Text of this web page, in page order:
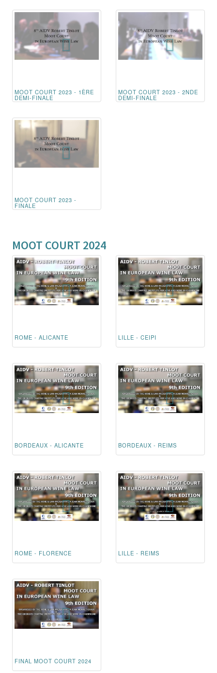
MOOT COURT 2023 - 1ÈRE
DEMI-FINALE
MOOT COURT 2023 - 2NDE
DEMI-FINALE
MOOT COURT 2023 -
FINALE
MOOT COURT 2024
ROME - ALICANTE LILLE - CEIPI
BORDEAUX - ALICANTE BORDEAUX - REIMS
ROME - FLORENCE LILLE - REIMS
FINAL MOOT COURT 2024